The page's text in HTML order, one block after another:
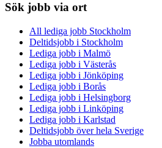
Sök jobb via ort
All lediga jobb Stockholm
Deltidsjobb i Stockholm
Lediga jobb i Malmö
Lediga jobb i Västerås
Lediga jobb i Jönköping
Lediga jobb i Borås
Lediga jobb i Helsingborg
Lediga jobb i Linköping
Lediga jobb i Karlstad
Deltidsjobb över hela Sverige
Jobba utomlands